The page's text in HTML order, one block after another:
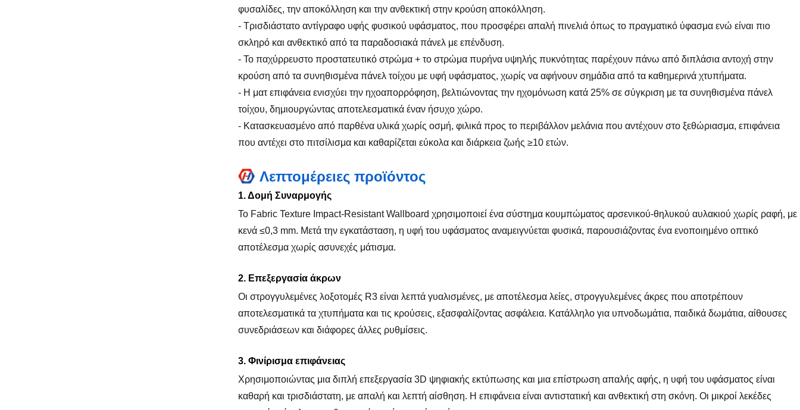
φυσαλίδες, την αποκόλληση και την ανθεκτική στην κρούση αποκόλληση.
- Τρισδιάστατο αντίγραφο υφής φυσικού υφάσματος, που προσφέρει απαλή πινελιά όπως το πραγματικό ύφασμα ενώ είναι πιο
σκληρό και ανθεκτικό από τα παραδοσιακά πάνελ με επένδυση.
- Το παχύρρευστο προστατευτικό στρώμα + το στρώμα πυρήνα υψηλής πυκνότητας παρέχουν πάνω από διπλάσια αντοχή στην
κρούση από τα συνηθισμένα πάνελ τοίχου με υφή υφάσματος, χωρίς να αφήνουν σημάδια από τα καθημερινά χτυπήματα.
- Η ματ επιφάνεια ενισχύει την ηχοαπορρόφηση, βελτιώνοντας την ηχομόνωση κατά 25% σε σύγκριση με τα συνηθισμένα πάνελ
τοίχου, δημιουργώντας αποτελεσματικά έναν ήσυχο χώρο.
- Κατασκευασμένο από παρθένα υλικά χωρίς οσμή, φιλικά προς το περιβάλλον μελάνια που αντέχουν στο ξεθώριασμα, επιφάνεια
που αντέχει στο πιτσίλισμα και καθαρίζεται εύκολα και διάρκεια ζωής ≥10 ετών.
Λεπτομέρειες προϊόντος
1. Δομή Συναρμογής
Το Fabric Texture Impact-Resistant Wallboard χρησιμοποιεί ένα σύστημα κουμπώματος αρσενικού-θηλυκού αυλακιού χωρίς ραφή, με
κενά ≤0,3 mm. Μετά την εγκατάσταση, η υφή του υφάσματος αναμειγνύεται φυσικά, παρουσιάζοντας ένα ενοποιημένο οπτικό
αποτέλεσμα χωρίς ασυνεχές μάτισμα.
2. Επεξεργασία άκρων
Οι στρογγυλεμένες λοξοτομές R3 είναι λεπτά γυαλισμένες, με αποτέλεσμα λείες, στρογγυλεμένες άκρες που αποτρέπουν
αποτελεσματικά τα χτυπήματα και τις κρούσεις, εξασφαλίζοντας ασφάλεια. Κατάλληλο για υπνοδωμάτια, παιδικά δωμάτια, αίθουσες
συνεδριάσεων και διάφορες άλλες ρυθμίσεις.
3. Φινίρισμα επιφάνειας
Χρησιμοποιώντας μια διπλή επεξεργασία 3D ψηφιακής εκτύπωσης και μια επίστρωση απαλής αφής, η υφή του υφάσματος είναι
καθαρή και τρισδιάστατη, με απαλή και λεπτή αίσθηση. Η επιφάνεια είναι αντιστατική και ανθεκτική στη σκόνη. Οι μικροί λεκέδες